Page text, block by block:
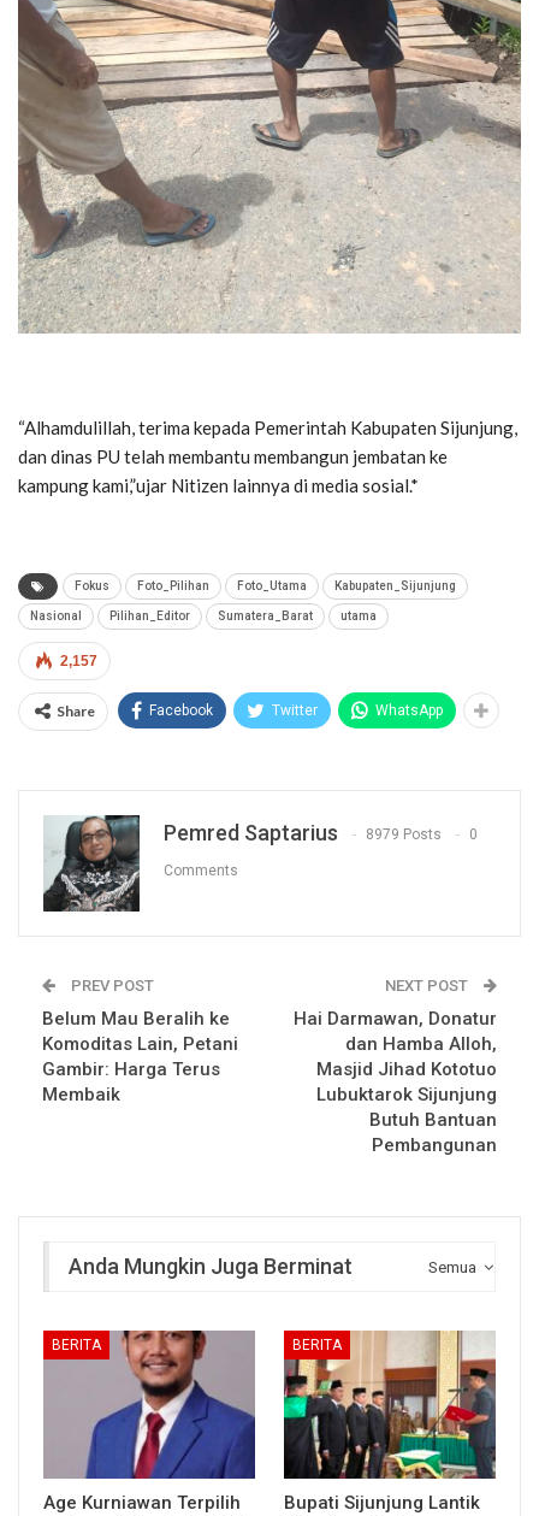
“Alhamdulillah, terima kepada Pemerintah Kabupaten Sijunjung,
dan dinas PU telah membantu membangun jembatan ke
kampung kami,”ujar Nitizen lainnya di media sosial.*
Fokus Foto_Pilihan Foto_Utama Kabupaten_Sijunjung
Nasional Pilihan_Editor Sumatera_Barat utama
2,157
Share Facebook Twitter WhatsApp
Pemred Saptarius 8979 Posts 0
Comments
PREV POST
Belum Mau Beralih ke
Komoditas Lain, Petani
Gambir: Harga Terus
Membaik
NEXT POST
Hai Darmawan, Donatur
dan Hamba Alloh,
Masjid Jihad Kototuo
Lubuktarok Sijunjung
Butuh Bantuan
Pembangunan
Semua
Anda Mungkin Juga Berminat
BERITA
Age Kurniawan Terpilih
BERITA
Bupati Sijunjung Lantik